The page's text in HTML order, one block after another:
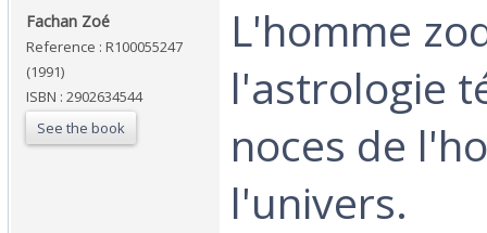
‎Fachan Zoé‎
Reference : R100055247
(1991)
ISBN : 2902634544
See the book
‎L'homme
l'astrologie
noces de
l'univers.‎